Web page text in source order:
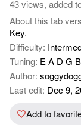
43 views, added
About this tab
Key.
Difficulty:
Tuning: E A D G
Author:
Last edit: Dec 9,
Add to